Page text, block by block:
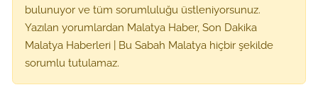
bulunuyor ve tüm sorumluluğu üstleniyorsunuz.
Yazılan yorumlardan Malatya Haber, Son Dakika
Malatya Haberleri | Bu Sabah Malatya hiçbir şekilde
sorumlu tutulamaz.